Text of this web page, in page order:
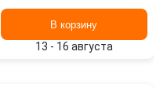
В корзину
13 - 16 августа